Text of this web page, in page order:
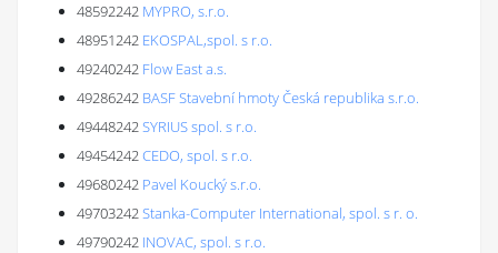
48592242 MYPRO, s.r.o.
48951242 EKOSPAL,spol. s r.o.
49240242 Flow East a.s.
49286242 BASF Stavební hmoty Česká republika s.r.o.
49448242SYRIUS spol. s r.o.
49454242CEDO, spol. s r.o.
49680242 Pavel Koucký s.r.o.
49703242Stanka-Computer International, spol. s r. o.
49790242 INOVAC, spol. s r.o.